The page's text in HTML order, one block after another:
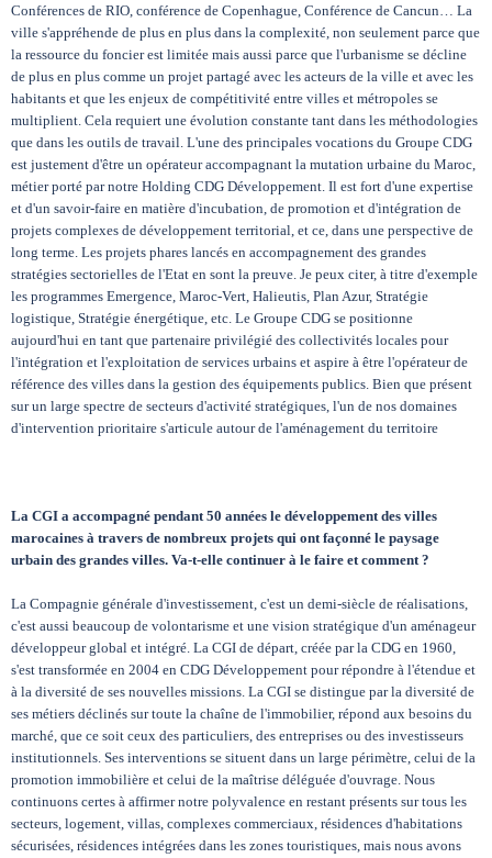
Conférences de RIO, conférence de Copenhague, Conférence de Cancun… La
ville s'appréhende de plus en plus dans la complexité, non seulement parce que
la ressource du foncier est limitée mais aussi parce que l'urbanisme se décline
de plus en plus comme un projet partagé avec les acteurs de la ville et avec les
habitants et que les enjeux de compétitivité entre villes et métropoles se
multiplient. Cela requiert une évolution constante tant dans les méthodologies
que dans les outils de travail. L'une des principales vocations du Groupe CDG
est justement d'être un opérateur accompagnant la mutation urbaine du Maroc,
métier porté par notre Holding CDG Développement. Il est fort d'une expertise
et d'un savoir-faire en matière d'incubation, de promotion et d'intégration de
projets complexes de développement territorial, et ce, dans une perspective de
long terme. Les projets phares lancés en accompagnement des grandes
stratégies sectorielles de l'Etat en sont la preuve. Je peux citer, à titre d'exemple
les programmes Emergence, Maroc-Vert, Halieutis, Plan Azur, Stratégie
logistique, Stratégie énergétique, etc. Le Groupe CDG se positionne
aujourd'hui en tant que partenaire privilégié des collectivités locales pour
l'intégration et l'exploitation de services urbains et aspire à être l'opérateur de
référence des villes dans la gestion des équipements publics. Bien que présent
sur un large spectre de secteurs d'activité stratégiques, l'un de nos domaines
d'intervention prioritaire s'articule autour de l'aménagement du territoire
La CGI a accompagné pendant 50 années le développement des villes
marocaines à travers de nombreux projets qui ont façonné le paysage
urbain des grandes villes. Va-t-elle continuer à le faire et comment ?
La Compagnie générale d'investissement, c'est un demi-siècle de réalisations,
c'est aussi beaucoup de volontarisme et une vision stratégique d'un aménageur
développeur global et intégré. La CGI de départ, créée par la CDG en 1960,
s'est transformée en 2004 en CDG Développement pour répondre à l'étendue et
à la diversité de ses nouvelles missions. La CGI se distingue par la diversité de
ses métiers déclinés sur toute la chaîne de l'immobilier, répond aux besoins du
marché, que ce soit ceux des particuliers, des entreprises ou des investisseurs
institutionnels. Ses interventions se situent dans un large périmètre, celui de la
promotion immobilière et celui de la maîtrise déléguée d'ouvrage. Nous
continuons certes à affirmer notre polyvalence en restant présents sur tous les
secteurs, logement, villas, complexes commerciaux, résidences d'habitations
sécurisées, résidences intégrées dans les zones touristiques, mais nous avons